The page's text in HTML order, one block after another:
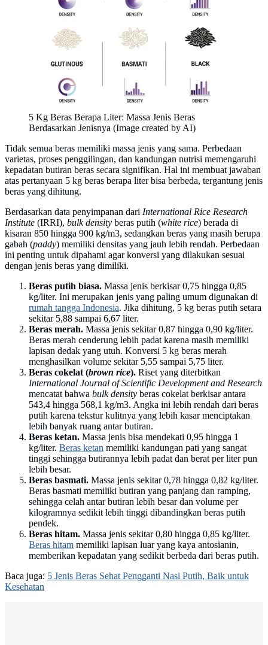
5 Kg Beras Berapa Liter: Massa Jenis Beras
Berdasarkan Jenisnya (Image created by AI)
Tidak semua beras memiliki massa jenis yang sama. Perbedaan
varietas, proses penggilingan, dan kandungan nutrisi memengaruhi
kepadatan butiran beras secara signifikan. Hal ini membuat jawaban
atas pertanyaan 5 kg beras berapa liter bisa berbeda, tergantung jenis
beras yang dihitung.
Berdasarkan data penyimpanan dari International Rice Research
Institute (IRRI), bulk density beras putih (white rice) berada di
kisaran 850 hingga 900 kg/m3, sedangkan beras yang masih berupa
gabah (paddy) memiliki densitas yang jauh lebih rendah. Perbedaan
ini penting untuk dipahami agar konversi yang dilakukan sesuai
dengan jenis beras yang dimiliki.
Beras putih biasa. Massa jenis berkisar 0,75 hingga 0,85
kg/liter. Ini merupakan jenis yang paling umum digunakan di
rumah tangga Indonesia. Jika dihitung, 5 kg beras putih setara
sekitar 5,88 sampai 6,67 liter.
Beras merah. Massa jenis sekitar 0,87 hingga 0,90 kg/liter.
Beras merah cenderung lebih padat karena masih memiliki
lapisan dedak yang utuh. Konversi 5 kg beras merah
menghasilkan volume sekitar 5,55 sampai 5,75 liter.
Beras cokelat (brown rice). Riset yang diterbitkan
International Journal of Scientific Development and Research
mencatat bahwa bulk density beras cokelat berkisar antara
543,4 hingga 568,1 kg/m3. Angka ini lebih rendah dari beras
putih karena tekstur kulitnya yang lebih kasar menciptakan
lebih banyak ruang antar butiran.
Beras ketan. Massa jenis bisa mendekati 0,95 hingga 1
kg/liter. Beras ketan memiliki kandungan pati yang sangat
tinggi sehingga butirannya lebih padat dan berat per liter pun
lebih besar.
Beras basmati. Massa jenis sekitar 0,78 hingga 0,82 kg/liter.
Beras basmati memiliki butiran yang panjang dan ramping,
sehingga celah antar butiran lebih besar dan volume per
kilogramnya sedikit lebih tinggi dibandingkan beras putih
pendek.
Beras hitam. Massa jenis sekitar 0,80 hingga 0,85 kg/liter.
Beras hitam memiliki lapisan luar yang kaya antosianin,
memberikan kepadatan yang sedikit berbeda dari beras putih.
Baca juga: 5 Jenis Beras Sehat Pengganti Nasi Putih, Baik untuk
Kesehatan